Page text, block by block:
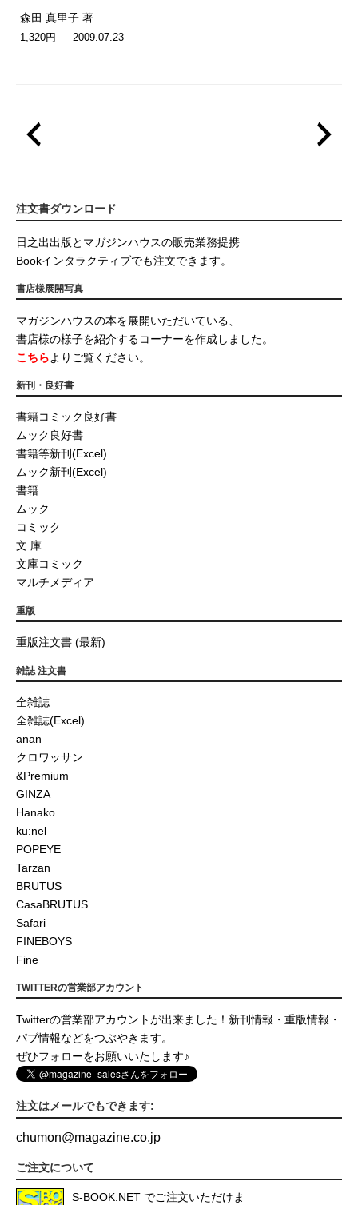
森田 真里子 著
1,320円 — 2009.07.23
注文書ダウンロード
日之出出版とマガジンハウスの販売業務提携
Bookインタラクティブでも注文できます。
書店様展開写真
マガジンハウスの本を展開いただいている、
書店様の様子を紹介するコーナーを作成しました。
こちらよりご覧ください。
新刊・良好書
書籍コミック良好書
ムック良好書
書籍等新刊(Excel)
ムック新刊(Excel)
書籍
ムック
コミック
文 庫
文庫コミック
マルチメディア
重版
重版注文書 (最新)
雑誌 注文書
全雑誌
全雑誌(Excel)
anan
クロワッサン
&Premium
GINZA
Hanako
ku:nel
POPEYE
Tarzan
BRUTUS
CasaBRUTUS
Safari
FINEBOYS
Fine
TWITTERの営業部アカウント
Twitterの営業部アカウントが出来ました！新刊情報・重版情報・
パブ情報などをつぶやきます。
ぜひフォローをお願いいたします♪
注文はメールでもできます:
chumon@magazine.co.jp
ご注文について
S-BOOK.NET でご注文いただけま